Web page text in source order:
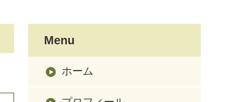
Menu
ホーム